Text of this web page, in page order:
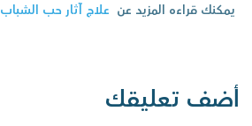
يمكنك قراءه المزيد عن علاج آثار حب الشباب
أضف تعليقك